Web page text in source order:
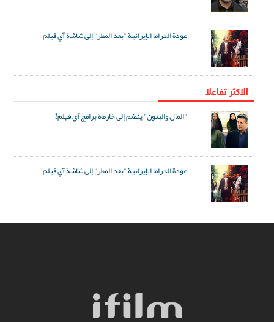
عودة الدراما الإيرانية "بعد المطر" إلى شاشة آي فيلم
الاکثر تفاعلا
"المال والبنون" ينضم إلى خارطة برامج آي فيلم!
عودة الدراما الإيرانية "بعد المطر" إلى شاشة آي فيلم